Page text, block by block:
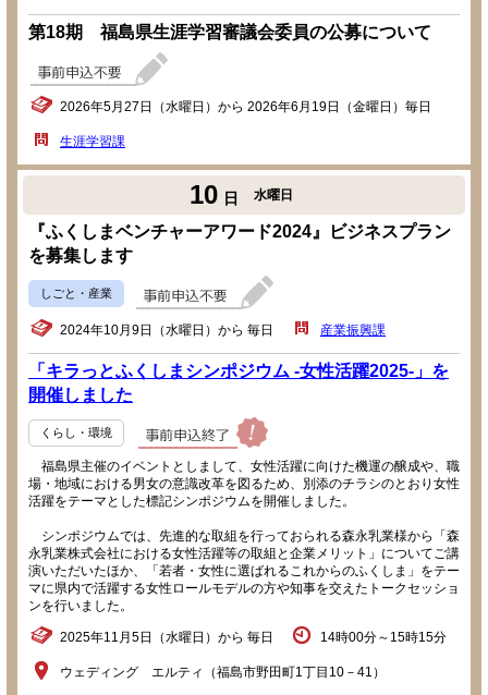
第18期 福島県生涯学習審議会委員の公募について
2026年5月27日（水曜日）から 2026年6月19日（金曜日）毎日
生涯学習課
10 日 水曜日
『ふくしまベンチャーアワード2024』ビジネスプラン
を募集します
しごと・産業
2024年10月9日（水曜日）から 毎日 産業振興課
「キラっとふくしまシンポジウム -女性活躍2025-」を
開催しました
くらし・環境
福島県主催のイベントとしまして、女性活躍に向けた機運の醸成や、職
場・地域における男女の意識改革を図るため、別添のチラシのとおり女性
活躍をテーマとした標記シンポジウムを開催しました。
シンポジウムでは、先進的な取組を行っておられる森永乳業様から「森
永乳業株式会社における女性活躍等の取組と企業メリット」についてご講
演いただいたほか、「若者・女性に選ばれるこれからのふくしま」をテー
マに県内で活躍する女性ロールモデルの方や知事を交えたトークセッショ
ンを行いました。
2025年11月5日（水曜日）から 毎日 14時00分～15時15分
ウェディング エルティ（福島市野田町1丁目10－41）